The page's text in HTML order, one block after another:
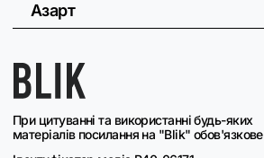
При цитуванні та використанні будь-яких
матеріалів посилання на "Blik" обов'язкове
Азарт